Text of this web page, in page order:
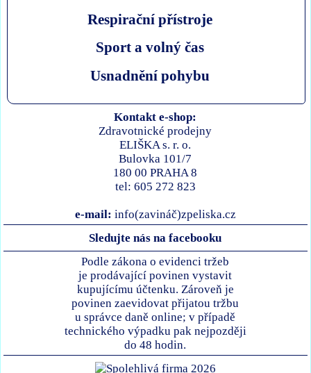
Respirační přístroje
Sport a volný čas
Usnadnění pohybu
Kontakt e-shop:
Zdravotnické prodejny
ELIŠKA s. r. o.
Bulovka 101/7
180 00 PRAHA 8
tel: 605 272 823
e-mail: info(zavináč)zpeliska.cz
Sledujte nás na facebooku
Podle zákona o evidenci tržeb
je prodávající povinen vystavit
kupujícímu účtenku. Zároveň je
povinen zaevidovat přijatou tržbu
u správce daně online; v případě
technického výpadku pak nejpozději
do 48 hodin.